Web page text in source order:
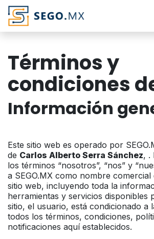
Ir al contenido
Términos y
condiciones
Información
Este sitio web es operado por
de Carlos Alberto Serra Sánchez, .
los términos “nosotros”, “nos” y
a SEGO.MX como nombre
sitio web, incluyendo toda la
herramientas y servicios disponibles
sitio, el usuario, está condicionado a
todos los términos, condiciones,
notificaciones aquí establecidos.